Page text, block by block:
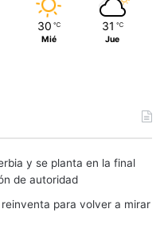
30 ℃
Mié
31 ℃
Jue
y se planta en la final
de autoridad
para volver a mirar